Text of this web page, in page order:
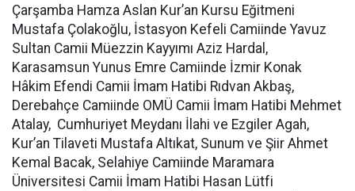
Çarşamba Hamza Aslan Kur’an Kursu Eğitmeni
Mustafa Çolakoğlu, İstasyon Kefeli Camiinde Yavuz
Sultan Camii Müezzin Kayyımı Aziz Hardal,
Karasamsun Yunus Emre Camiinde İzmir Konak
Hâkim Efendi Camii İmam Hatibi Rıdvan Akbaş,
Derebahçe Camiinde OMÜ Camii İmam Hatibi Mehmet
Atalay, Cumhuriyet Meydanı İlahi ve Ezgiler Agah,
Kur’an Tilaveti Mustafa Altıkat, Sunum ve Şiir Ahmet
Kemal Bacak, Selahiye Camiinde Maramara
Üniversitesi Camii İmam Hatibi Hasan Lütfi